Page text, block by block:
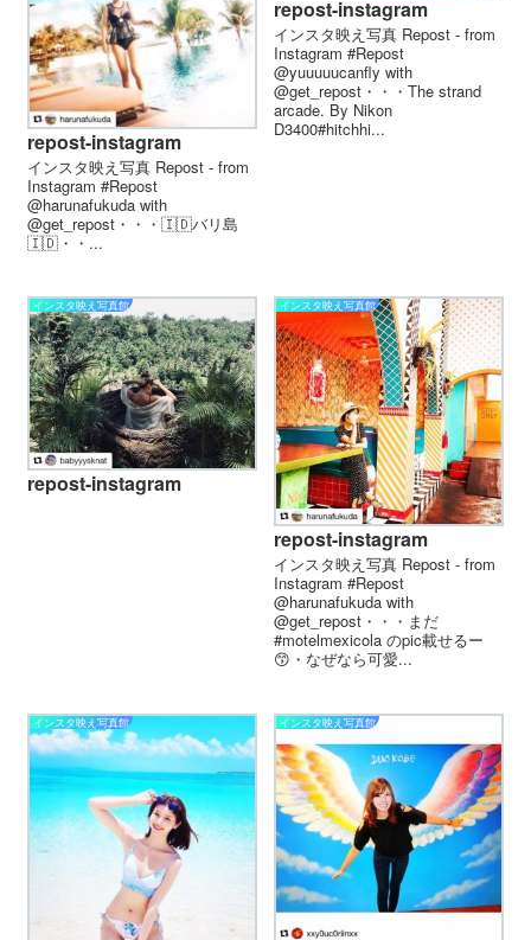
repost-instagram
インスタ映え写真 Repost - from
Instagram #Repost
@harunafukuda with
@get_repost・・・🇮🇩バリ島
🇮🇩・・...
repost-instagram
インスタ映え写真 Repost - from
Instagram #Repost
@yuuuuucanfly with
@get_repost・・・The strand
arcade. By Nikon
D3400#hitchhi...
インスタ映え写真館
repost-instagram
インスタ映え写真館
repost-instagram
インスタ映え写真 Repost - from
Instagram #Repost
@harunafukuda with
@get_repost・・・まだ
#motelmexicola のpic載せるー
😙・なぜなら可愛...
インスタ映え写真館 インスタ映え写真館